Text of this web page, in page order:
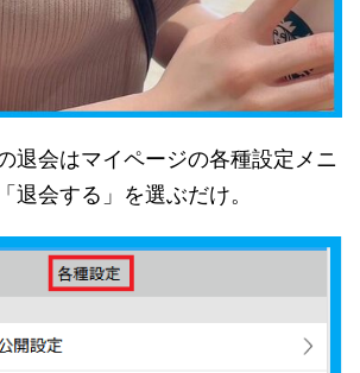
退会はマイページの各種設定メニ
退会する」を選ぶだけ。